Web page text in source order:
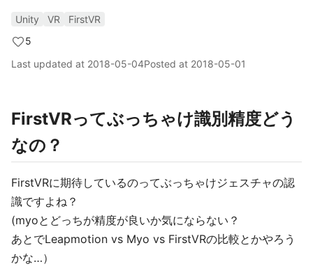
Unity VR
FirstVR
5
Last updated at 2018-05-04Posted at 2018-05-01
FirstVRってぶっちゃけ識別精度どう
なの？
FirstVRに期待しているのってぶっちゃけジェスチャの認
識ですよね？
(myoとどっちが精度が良いか気にならない？
あとでLeapmotion vs Myo vs FirstVRの比較とかやろう
かな…）